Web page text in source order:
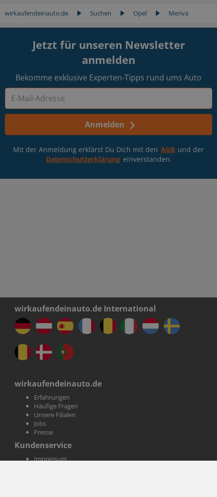
wirkaufendeinauto.de Suchen Opel Meriva
Jetzt für unseren Newsletter
anmelden
Bekomme exklusive Experten-Tipps rund ums Auto
Anmelden
Mit der Anmeldung erklärst Du Dich mit den AGB und der
Datenschutzerklärung einverstanden.
wirkaufendeinauto.de International
wirkaufendeinauto.de
Erfahrungen
Häufige Fragen
Unsere Filialen
Jobs
Presse
Kundenservice
Impressum